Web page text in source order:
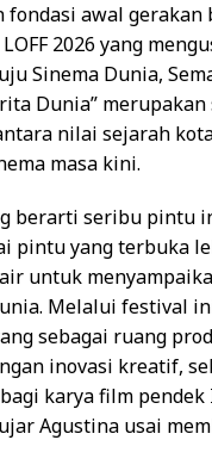
fondasi awal gerakan
2026 yang
Sinema Dunia,
Dunia” merupakan
nilai sejarah
masa kini.
berarti seribu pintu
pintu yang terbuka
untuk
Melalui festival
sebagai ruang
inovasi kreatif,
karya film pendek
Agustina usai